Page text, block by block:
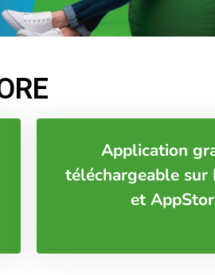
Application
téléchargeable sur
et